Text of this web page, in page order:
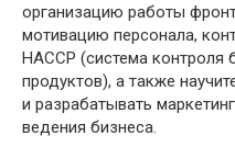
организацию работы
мотивацию персонала,
HACCP (система
продуктов), а также
и разрабатывать
ведения бизнеса.